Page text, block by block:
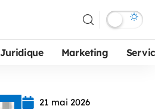
Juridique Marketing
21 mai 2026